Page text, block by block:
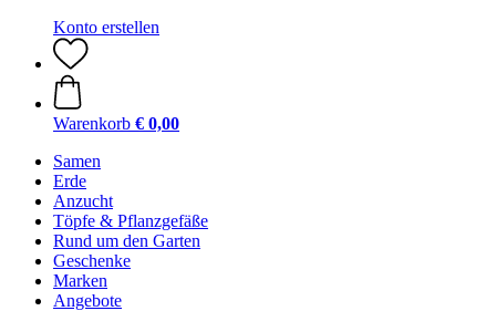
Konto erstellen
Warenkorb € 0,00
Samen
Erde
Anzucht
Töpfe & Pflanzgefäße
Rund um den Garten
Geschenke
Marken
Angebote